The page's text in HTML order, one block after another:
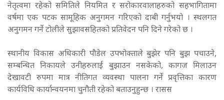
नेतृत्वमा रहेको समितिले नियमित र सरोकारवालाहरुको सहभागितामा
वर्षमा एक पटक सामूहिक अनुगमन गरिएको दाबी गर्नुभयो । स्थलगत
अनुगमन गर्ने टोलीले सुझावसहितको प्रतिवेदन पनि दिने गरेको छ ।
स्थानीय विकास अधिकारी पौडेल उपभोक्ताले बुझेर पनि बुझ पचाउने,
सम्बन्धित निकायले उनीहरुलाई बुझाउन नसकेको, कागज मिलाउन
देखावटी रुपमा मात्र नीतिगत व्यवस्था पालना गर्ने प्रवृत्तिका कारण
कार्यविधि कार्यान्वयनमा चुनौती रहेको बताउनुहुन्छ । रासस